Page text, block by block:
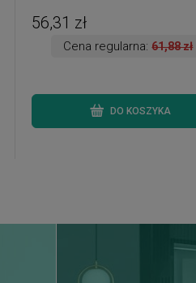
dostępna 1 szt. )
56,31 zł
Cena regularna:61,88 zł
DO KOSZYKA